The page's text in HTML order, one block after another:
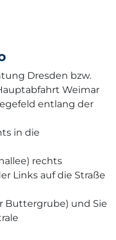
Dresden bzw.
Weimar
entlang der
in die
rechts
Links auf die Straße
Buttergrube) und Sie